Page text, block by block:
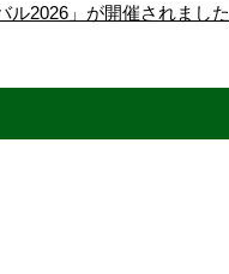
ル2026」が開催されました